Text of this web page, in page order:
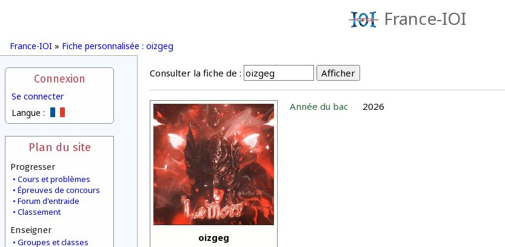
France-IOI
France-IOI » Fiche personnalisée : oizgeg
Connexion
Se connecter
Langue :
Plan du site
Progresser
Cours et problèmes
Épreuves de concours
Forum d'entraide
Classement
Enseigner
Groupes et classes
Consulter la fiche de :
oizgeg
Année du bac 2026